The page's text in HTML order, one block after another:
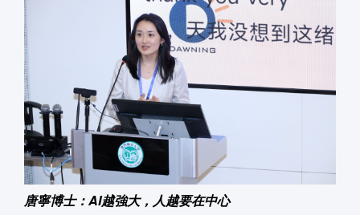
唐寧博士：AI越強大，人越要在中心